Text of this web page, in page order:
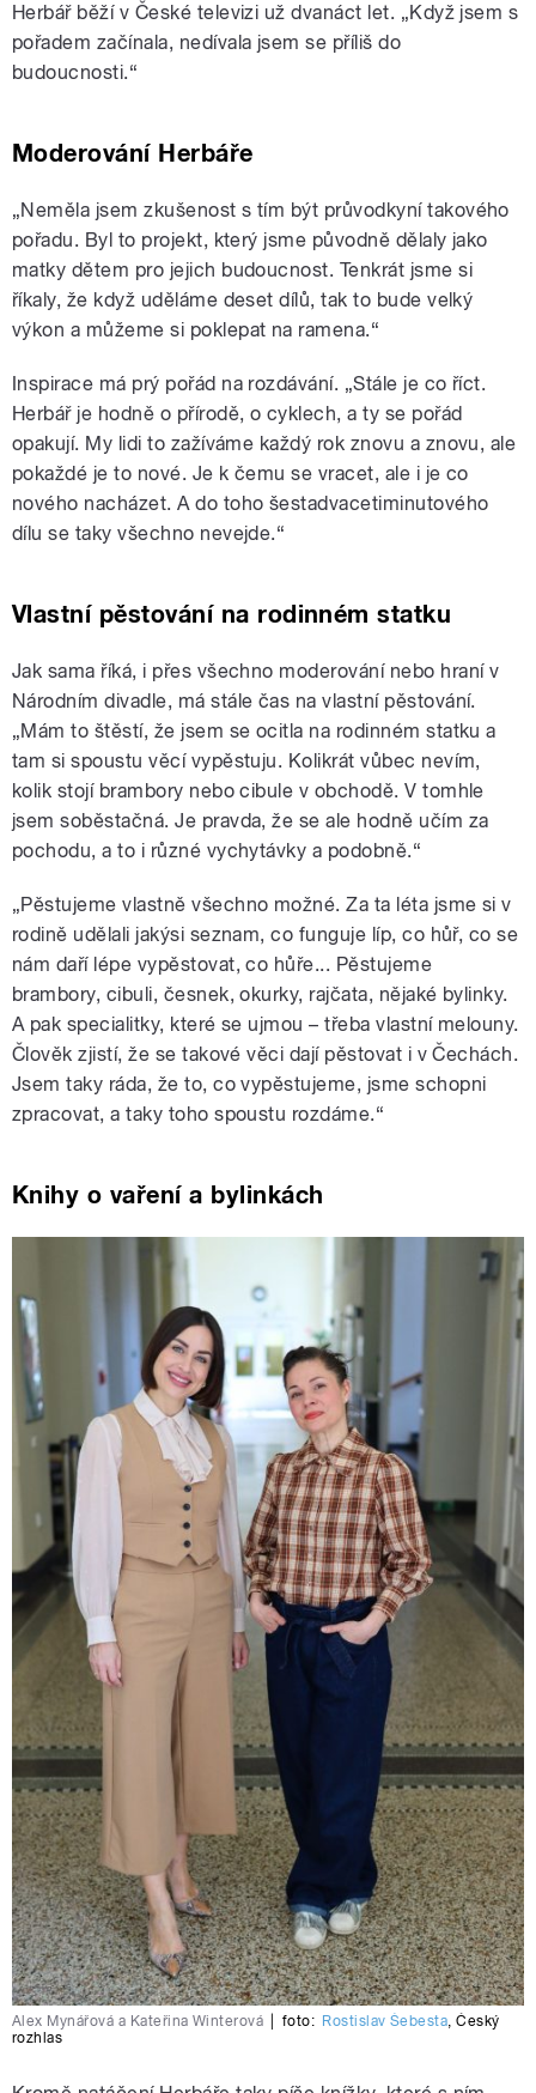
Herbář běží v České televizi už dvanáct let. „Když jsem s
pořadem začínala, nedívala jsem se příliš do
budoucnosti.“
Moderování Herbáře
„Neměla jsem zkušenost s tím být průvodkyní takového
pořadu. Byl to projekt, který jsme původně dělaly jako
matky dětem pro jejich budoucnost. Tenkrát jsme si
říkaly, že když uděláme deset dílů, tak to bude velký
výkon a můžeme si poklepat na ramena.“
Inspirace má prý pořád na rozdávání. „Stále je co říct.
Herbář je hodně o přírodě, o cyklech, a ty se pořád
opakují. My lidi to zažíváme každý rok znovu a znovu, ale
pokaždé je to nové. Je k čemu se vracet, ale i je co
nového nacházet. A do toho šestadvacetiminutového
dílu se taky všechno nevejde.“
Vlastní pěstování na rodinném statku
Jak sama říká, i přes všechno moderování nebo hraní v
Národním divadle, má stále čas na vlastní pěstování.
„Mám to štěstí, že jsem se ocitla na rodinném statku a
tam si spoustu věcí vypěstuju. Kolikrát vůbec nevím,
kolik stojí brambory nebo cibule v obchodě. V tomhle
jsem soběstačná. Je pravda, že se ale hodně učím za
pochodu, a to i různé vychytávky a podobně.“
„Pěstujeme vlastně všechno možné. Za ta léta jsme si v
rodině udělali jakýsi seznam, co funguje líp, co hůř, co se
nám daří lépe vypěstovat, co hůře... Pěstujeme
brambory, cibuli, česnek, okurky, rajčata, nějaké bylinky.
A pak specialitky, které se ujmou – třeba vlastní melouny.
Člověk zjistí, že se takové věci dají pěstovat i v Čechách.
Jsem taky ráda, že to, co vypěstujeme, jsme schopni
zpracovat, a taky toho spoustu rozdáme.“
Knihy o vaření a bylinkách
Alex Mynářová a Kateřina Winterová foto: Rostislav Šebesta,Český
rozhlas